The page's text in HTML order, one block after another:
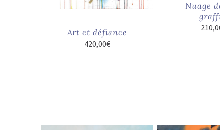
Art et défiance
420,00€
Nuage